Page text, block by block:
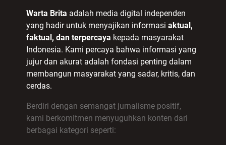
Warta Brita adalah media digital independen
yang hadir untuk menyajikan informasi aktual,
faktual, dan terpercaya kepada masyarakat
Indonesia. Kami percaya bahwa informasi yang
jujur dan akurat adalah fondasi penting dalam
membangun masyarakat yang sadar, kritis, dan
cerdas.
Berdiri dengan semangat jurnalisme positif,
kami berkomitmen menyuguhkan konten dari
berbagai kategori seperti: